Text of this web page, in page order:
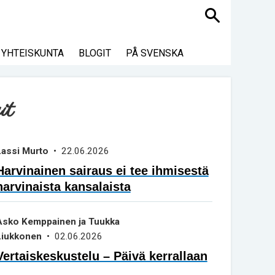
Haku
YHTEISKUNTA BLOGIT PÅ SVENSKA
Murto • 22.06.2026
sairaus ei tee ihmisestä
kansalaista
Kemppainen ja Tuukka
• 02.06.2026
– Päivä kerrallaan